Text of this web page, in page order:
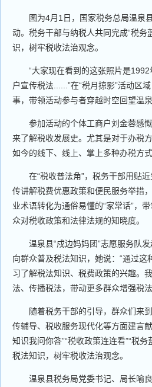
图为4月1日，国家税务总局温泉县
动。税务干部与纳税人共同完成“税
识，树牢税收法治观念。
“大家现在看到的这张照片是1992
户宣传税法......”在“税月掠影”活动区
事，带领活动参与者穿越时空回望温
参加活动的个体工商户刘金蓉感慨
来了解税收发展史。尤其是对于办税
如今的线下、线上、掌上多种办税方
在“税收普法角”，税务干部用贴近
传讲解税费优惠政策和便民服务举措
业术语转化为通俗易懂的“家常话”，
众对税收政策和法律法规的知晓度。
温泉县“戍边妈妈团”志愿服务队发
向群众普及税法知识，她说：“通过
习了解税法知识、税费政策的兴趣。
法、传播税法，带动更多群众增强税
随着税务干部的引导，群众们来到
传辅导、税收服务现代化等方面建言
知识我问你答”“税收政策连连看”“税
税法知识，树牢税收法治观念。
温泉县税务局党委书记、局长喻良